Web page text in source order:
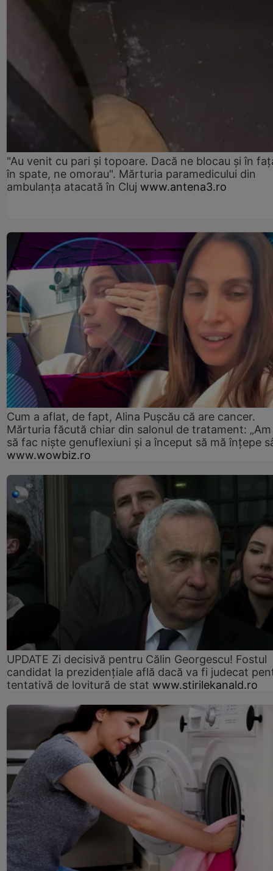
"Au venit cu pari și topoare. Dacă ne blocau şi în
în spate, ne omorau". Mărturia paramedicului din
ambulanţa atacată în Cluj www.antena3.ro
Cum a aflat, de fapt, Alina Pușcău că are cancer.
Mărturia făcută chiar din salonul de tratament:
să fac niște genuflexiuni și a început să mă înțepe
www.wowbiz.ro
UPDATE Zi decisivă pentru Călin Georgescu! Fostul
candidat la prezidențiale află dacă va fi judecat
tentativă de lovitură de stat www.stirilekanald.ro